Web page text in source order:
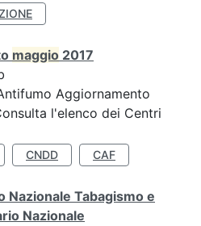
maggio 2017
Aggiornamento
l'elenco dei Centri
CNDD CAF
Nazionale Tabagismo e
Nazionale